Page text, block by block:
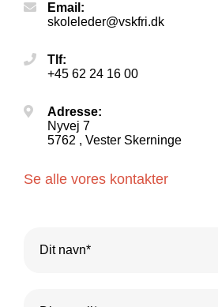
Email:
skoleleder@vskfri.dk
Tlf:
+45 62 24 16 00
Adresse:
Nyvej 7
5762 , Vester Skerninge
Se alle vores kontakter